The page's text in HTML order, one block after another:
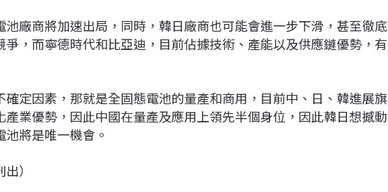
廠商將加速出局，同時，韓日廠商也可能會進一步下滑，甚至徹底
，而寧德時代和比亞迪，目前佔據技術、產能以及供應鏈優勢，有
定因素，那就是全固態電池的量產和商用，目前中、日、韓進展旗
業優勢，因此中國在量產及應用上領先半個身位，因此韓日想撼動
將是唯一機會。
）